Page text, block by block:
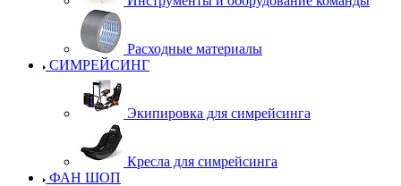
Расходные материалы
СИМРЕЙСИНГ
Экипировка для симрейсинга
Кресла для симрейсинга
ФАН ШОП